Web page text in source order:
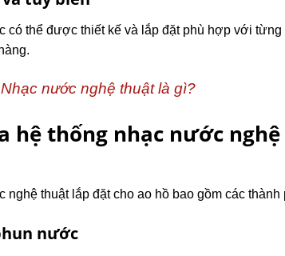
có thể được thiết kế và lắp đặt phù hợp với
Nhạc nước nghệ thuật là gì?
hệ thống nhạc nước
nghệ thuật lắp đặt cho ao hồ bao gồm các thành
nước